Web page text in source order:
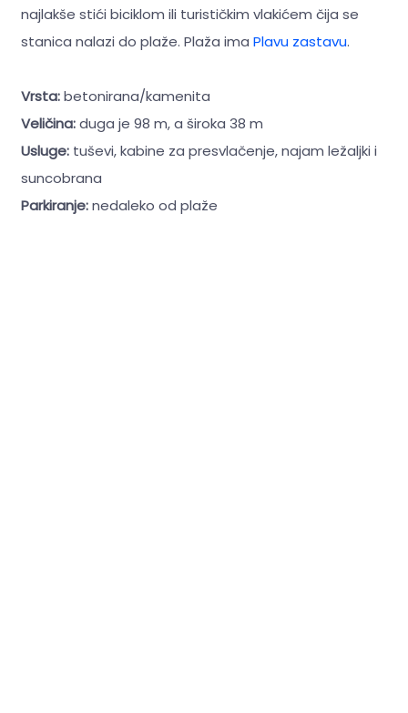
najlakše stići biciklom ili turističkim vlakićem čija se
stanica nalazi do plaže. Plaža ima Plavu zastavu.
Vrsta:betonirana/kamenita
Veličina:duga je 98 m, a široka 38 m
Usluge: tuševi, kabine za presvlačenje, najam ležaljki i
suncobrana
Parkiranje:nedaleko od plaže